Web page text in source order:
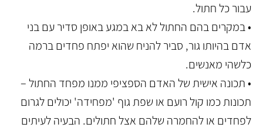
עבור כל חתול.
• במקרים בהם החתול לא בא במגע באופן סדיר עם בני
אדם בהיותו גור, סביר להניח שהוא יפתח פחדים ברמה
כלשהי מאנשים.
• תכונה אישית של האדם הספציפי ממנו מפחד החתול –
תכונות כמו קול רועם או שפת גוף 'מפחידה' יכולים לגרום
לפחדים או להחמרה שלהם אצל חתולים. הבעיה לעיתים